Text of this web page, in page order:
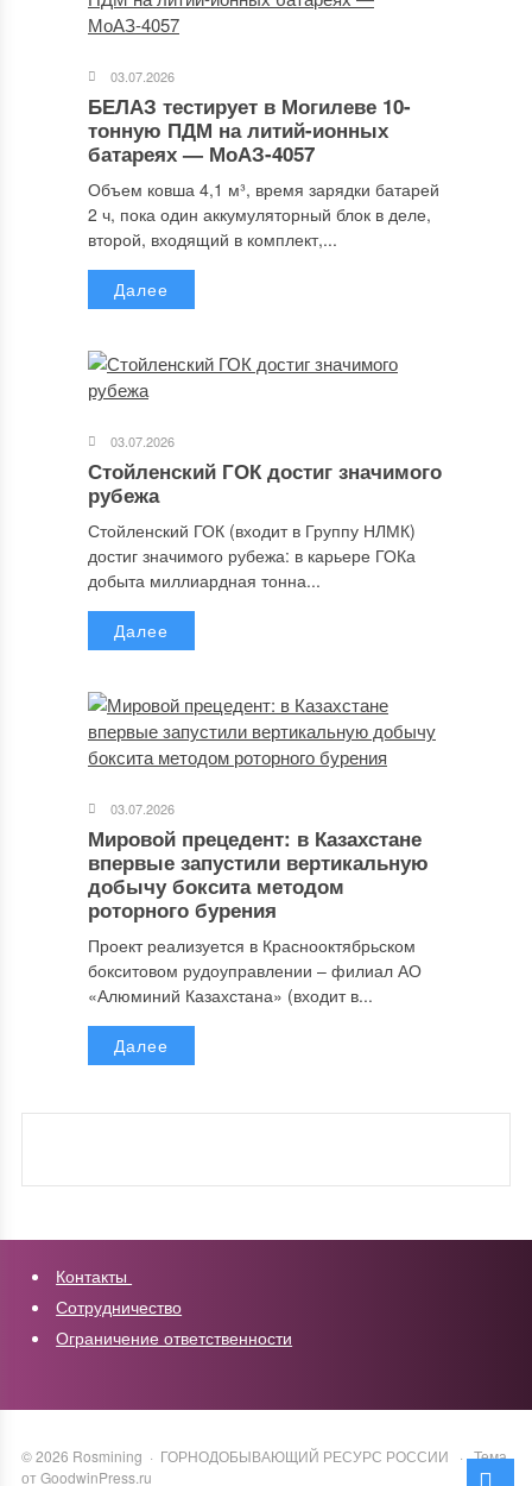
03.07.2026
БЕЛАЗ тестирует в Могилеве 10-
тонную ПДМ на литий-ионных
батареях — МоАЗ-4057
Объем ковша 4,1 м³, время зарядки батарей
2 ч, пока один аккумуляторный блок в деле,
второй, входящий в комплект,...
Далее
03.07.2026
Стойленский ГОК достиг значимого
рубежа
Стойленский ГОК (входит в Группу НЛМК)
достиг значимого рубежа: в карьере ГОКа
добыта миллиардная тонна...
Далее
03.07.2026
Мировой прецедент: в Казахстане
впервые запустили вертикальную
добычу боксита методом
роторного бурения
Проект реализуется в Краснооктябрьском
бокситовом рудоуправлении – филиал АО
«Алюминий Казахстана» (входит в...
Далее
Контакты
Сотрудничество
Ограничение ответственности
©2026 Rosmining · ГОРНОДОБЫВАЮЩИЙ РЕСУРС РОССИИ ·Тема
от GoodwinPress.ru